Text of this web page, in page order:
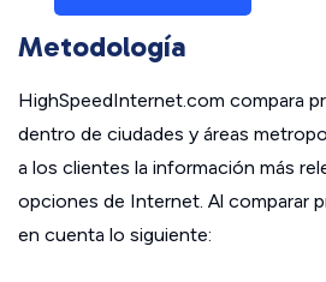
Metodología
HighSpeedInternet.com compara
dentro de ciudades y áreas
a los clientes la información más
opciones de Internet. Al comparar
en cuenta lo siguiente: